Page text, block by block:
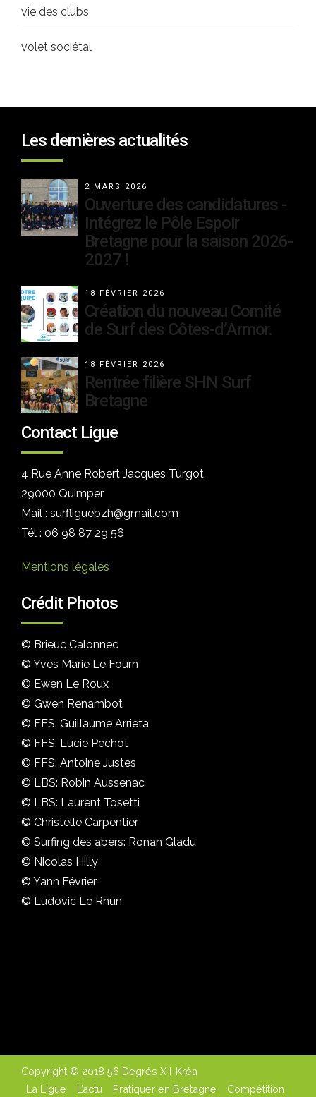
vie des clubs
volet sociétal
Les dernières actualités
2 MARS 2026
Ouverture des candidatures -
Intégrez le Pôle Espoir
Bretagne pour la saison 2026-
2027 !
18 FÉVRIER 2026
Création du nouveau Comité
de Surf des Côtes-d’Armor.
18 FÉVRIER 2026
Rentrée filière SHN Surf
Bretagne
Contact Ligue
4 Rue Anne Robert Jacques Turgot
29000 Quimper
Mail : surfliguebzh@gmail.com
Tél : 06 98 87 29 56
Mentions légales
Crédit Photos
© Brieuc Calonnec
© Yves Marie Le Fourn
© Ewen Le Roux
© Gwen Renambot
© FFS: Guillaume Arrieta
© FFS: Lucie Pechot
© FFS: Antoine Justes
© LBS: Robin Aussenac
© LBS: Laurent Tosetti
© Christelle Carpentier
© Surfing des abers: Ronan Gladu
© Nicolas Hilly
© Yann Février
© Ludovic Le Rhun
Copyright © 2018 56 Degrés X I-Kréa
La Ligue
L’actu Pratiquer en Bretagne Compétition